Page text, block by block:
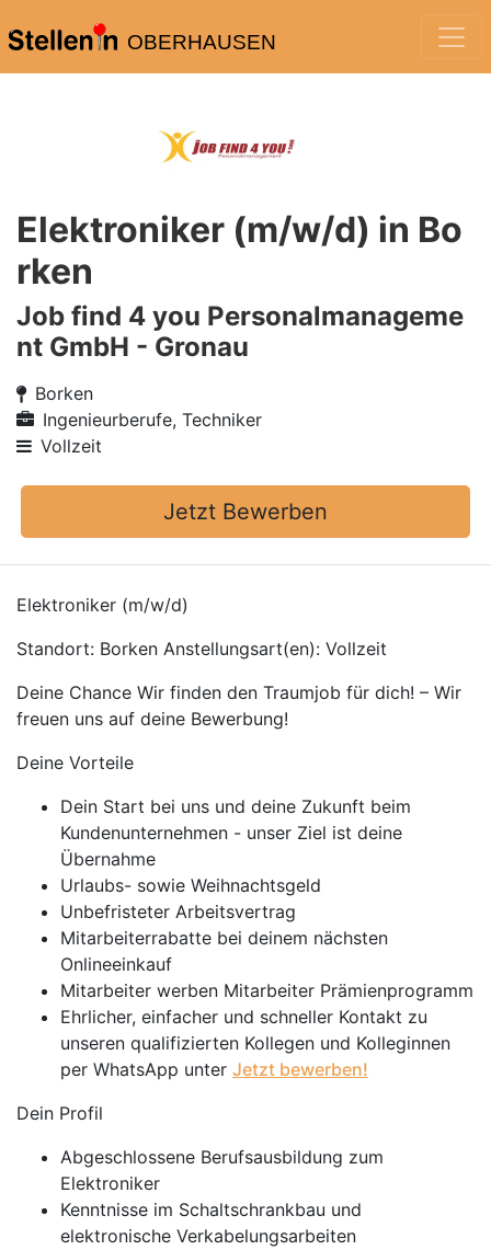
OBERHAUSEN
Elektroniker (m/w/d) in Bo
rken
Job find 4 you Personalmanageme
nt GmbH - Gronau
Borken
Ingenieurberufe, Techniker
Vollzeit
Jetzt Bewerben
Elektroniker (m/w/d)
Standort: Borken Anstellungsart(en): Vollzeit
Deine Chance Wir finden den Traumjob für dich! – Wir
freuen uns auf deine Bewerbung!
Deine Vorteile
Dein Start bei uns und deine Zukunft beim
Kundenunternehmen - unser Ziel ist deine
Übernahme
Urlaubs- sowie Weihnachtsgeld
Unbefristeter Arbeitsvertrag
Mitarbeiterrabatte bei deinem nächsten
Onlineeinkauf
Mitarbeiter werben Mitarbeiter Prämienprogramm
Ehrlicher, einfacher und schneller Kontakt zu
unseren qualifizierten Kollegen und Kolleginnen
per WhatsApp unter Jetzt bewerben!
Dein Profil
Abgeschlossene Berufsausbildung zum
Elektroniker
Kenntnisse im Schaltschrankbau und
elektronische Verkabelungsarbeiten